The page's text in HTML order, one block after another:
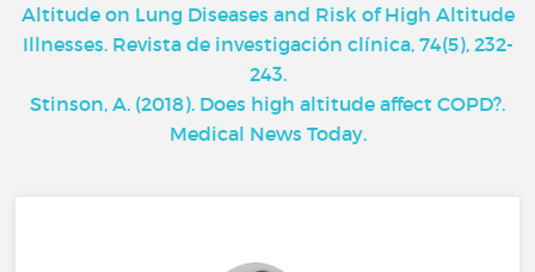
Altitude on Lung Diseases and Risk of High Altitude
Illnesses. Revista de investigación clínica, 74(5), 232-
243.
Stinson, A. (2018). Does high altitude affect COPD?.
Medical News Today.